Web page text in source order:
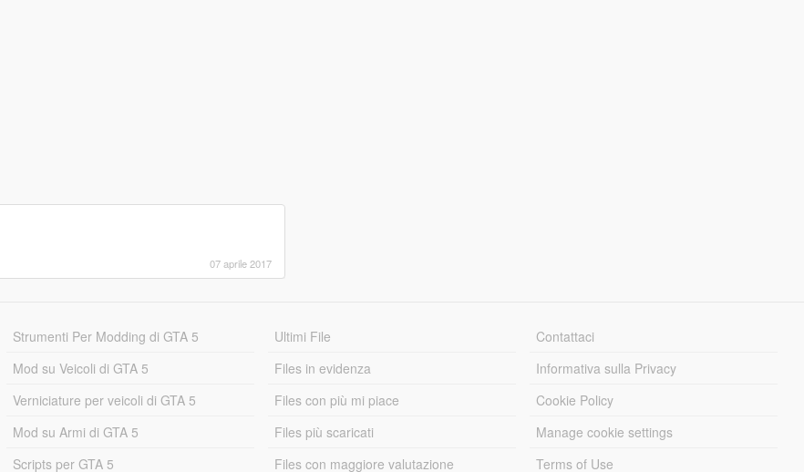
07 aprile 2017
Strumenti Per Modding di GTA 5
Mod su Veicoli di GTA 5
Verniciature per veicoli di GTA 5
Mod su Armi di GTA 5
Scripts per GTA 5
Ultimi File
Files in evidenza
Files con più mi piace
Files più scaricati
Files con maggiore valutazione
Contattaci
Informativa sulla Privacy
Cookie Policy
Manage cookie settings
Terms of Use